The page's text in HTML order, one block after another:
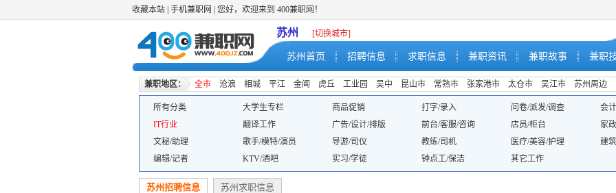
收藏本站 手机兼职网 | 您好，欢迎来到 400兼职网！
苏州 [切换城市]
苏州首页 招聘信息 求职信息 兼职资讯 兼职故事 兼职
兼职地区： 全市 沧浪 相城 平江 金阊 虎丘 工业园 吴中 昆山市 常熟市 张家港市 太仓市 吴江市 苏州周边
所有分类 大学生专栏 商品促销 打字/录入 问卷/派发/调查
会
IT行业
翻译工作 广告/设计/排版 前台/客服/咨询 店员/柜台
家
文秘/助理
歌手/模特/演员 导游/司仪 教练/司机 医疗/美容/护理
建
编辑/记者
KTV/酒吧 实习/学徒 钟点工/保洁 其它工作
苏州招聘信息 苏州求职信息